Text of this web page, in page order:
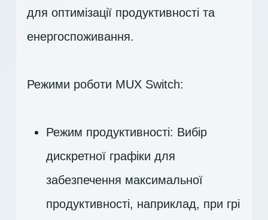
для оптимізації продуктивності та
енергоспоживання.
Режими роботи MUX Switch:
Режим продуктивності: Вибір
дискретної графіки для
забезпечення максимальної
продуктивності, наприклад, при грі